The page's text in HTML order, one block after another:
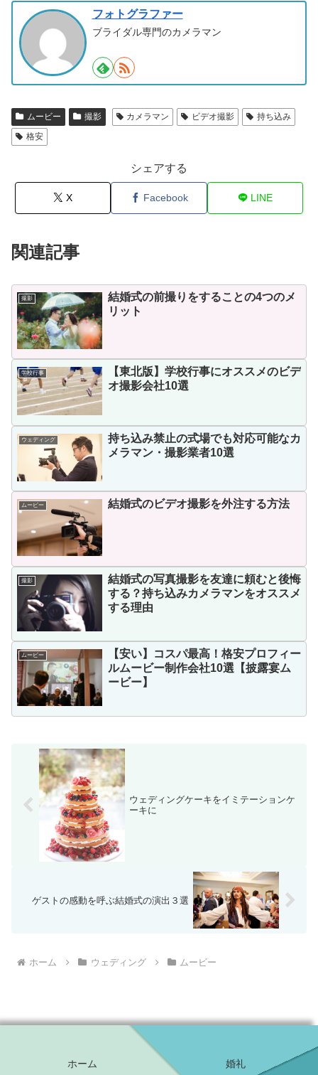
フォトグラファー
ブライダル専門のカメラマン
ムービー 撮影 カメラマン ビデオ撮影
持ち込み
格安
シェアする
X Facebook LINE
関連記事
撮影
結婚式の前撮りをすることの4つのメ
リット
学校行事
【東北版】学校行事にオススメのビデ
オ撮影会社10選
ウェディング
持ち込み禁止の式場でも対応可能なカ
メラマン・撮影業者10選
ムービー 結婚式のビデオ撮影を外注する方法
撮影
結婚式の写真撮影を友達に頼むと後悔
する？持ち込みカメラマンをオススメ
する理由
ムービー
【安い】コスパ最高！格安プロフィー
ルムービー制作会社10選【披露宴ム
ービー】
ウェディングケーキをイミテーションケ
ーキに
ゲストの感動を呼ぶ結婚式の演出３選
ホーム ウェディング ムービー
ホーム 婚礼